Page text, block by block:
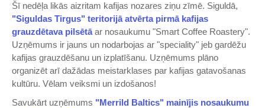
Šī nedēļa likās aizritam kafijas nozares ziņu zīmē. Siguldā,
"Siguldas Tirgus" teritorijā atvērta pirmā kafijas
grauzdētava pilsētāar nosaukumu "Smart Coffee Roastery".
Uzņēmums ir jauns un nodarbojas ar "speciality" jeb gardēžu
kafijas grauzdēšanu un izplatīšanu. Uzņēmums plāno
organizēt arī dažādas meistarklases par kafijas gatavošanas
kultūru. Vēlam veiksmi un izdošanos!
Savukārt uzņēmums "Merrild Baltics" mainījis nosaukumu